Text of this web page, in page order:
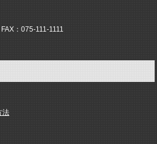
：075-111-1111
法